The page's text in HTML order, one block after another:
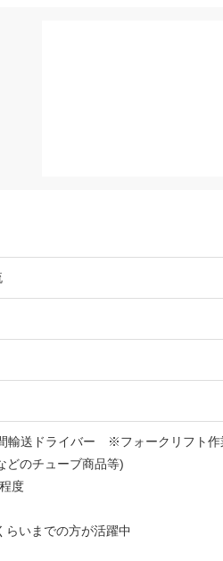
輸送ドライバー ※フォークリフト作
どのチューブ商品等)
度
いまでの方が活躍中